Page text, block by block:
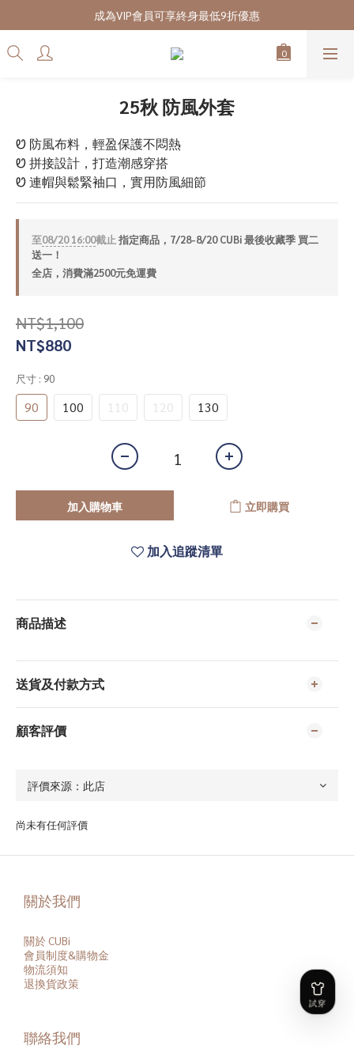
7/28-8/20 CUBi 收藏季全館買二送一
成為VIP會員可享終身最低9折優惠
7/28-8/20 CUBi 收藏季全館買二送一
25秋 防風外套
Ꮼ 防風布料，輕盈保護不悶熱
Ꮼ 拼接設計，打造潮感穿搭
Ꮼ 連帽與鬆緊袖口，實用防風細節
至08/20 16:00截止 指定商品，7/28-8/20 CUBi 最後收藏季 買二
送一！
全店，消費滿2500元免運費
NT$1,100
NT$880
尺寸 : 90
90 100 110 120 130
加入購物車 立即購買
加入追蹤清單
商品描述
送貨及付款方式
顧客評價
尚未有任何評價
關於我們
關於 CUBi
會員制度&購物金
物流須知
退換貨政策
聯絡我們